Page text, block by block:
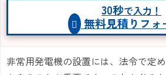
30秒で入力！
無料見積りフォ
非常用発電機の設置には、法令で定